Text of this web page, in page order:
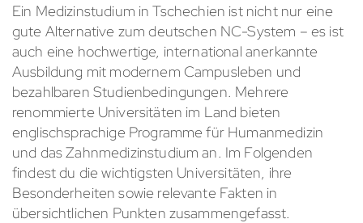
Ein Medizinstudium in Tschechien ist nicht nur eine
gute Alternative zum deutschen NC-System – es ist
auch eine hochwertige, international anerkannte
Ausbildung mit modernem Campusleben und
bezahlbaren Studienbedingungen. Mehrere
renommierte Universitäten im Land bieten
englischsprachige Programme für Humanmedizin
und das Zahnmedizinstudium an. Im Folgenden
findest du die wichtigsten Universitäten, ihre
Besonderheiten sowie relevante Fakten in
übersichtlichen Punkten zusammengefasst.